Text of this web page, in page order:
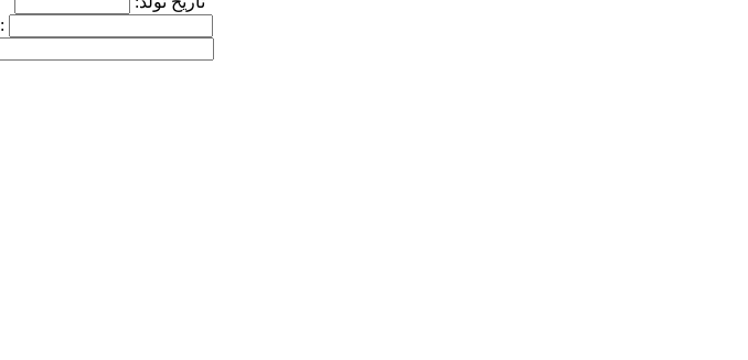
دانشگاه محل تحصیل: